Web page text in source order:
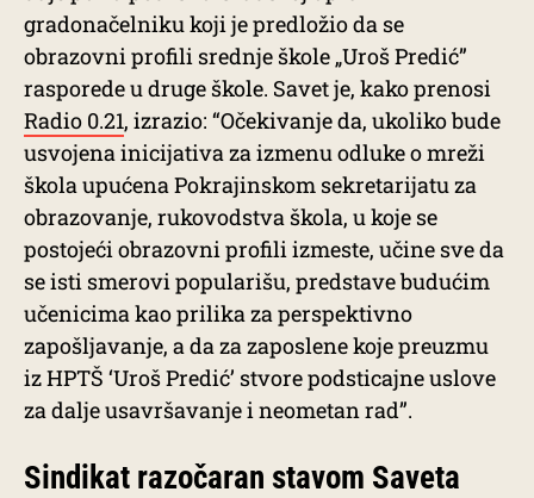
gradonačelniku koji je predložio da se
obrazovni profili srednje škole „Uroš Predić”
rasporede u druge škole. Savet je, kako prenosi
Radio 0.21, izrazio: “Očekivanje da, ukoliko bude
usvojena inicijativa za izmenu odluke o mreži
škola upućena Pokrajinskom sekretarijatu za
obrazovanje, rukovodstva škola, u koje se
postojeći obrazovni profili izmeste, učine sve da
se isti smerovi popularišu, predstave budućim
učenicima kao prilika za perspektivno
zapošljavanje, a da za zaposlene koje preuzmu
iz HPTŠ ‘Uroš Predić’ stvore podsticajne uslove
za dalje usavršavanje i neometan rad”.
Sindikat razočaran stavom Saveta